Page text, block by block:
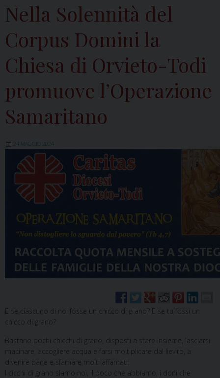
Nella Solennità del
Corpus Domini la
Chiesa di Orvieto-Todi
promuove l’Operazione
Samaritano
24 MAGGIO 2024
E se ciascuno di noi fosse un chicco di grano? E se tu fossi un
chicco di grano?
Bastano pochi chicchi di grano, disposti a stare insieme, lasciarsi
macinare, accogliere acqua e farsi moltiplicare dal lievito, a
divenire pane e sfamare molti affamati.
I cicchi di grano siamo noi, il poco che abbiamo, i doni che